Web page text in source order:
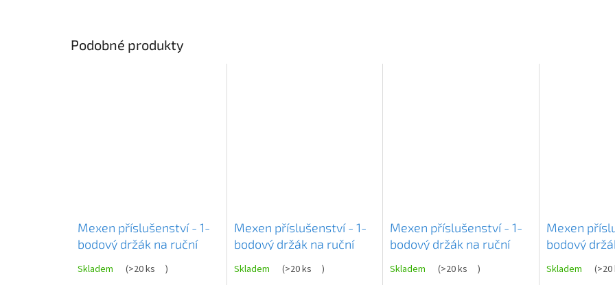
Podobné produkty
Mexen příslušenství - 1-
bodový držák na ruční
Skladem (>20 ks )
Mexen příslušenství - 1-
bodový držák na ruční
Skladem (>20 ks )
Mexen příslušenství - 1-
bodový držák na ruční
Skladem (>20 ks )
Mexen
bodový
79352-60
Skladem (>20